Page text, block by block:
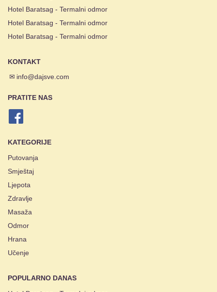
Hotel Baratsag - Termalni odmor
Hotel Baratsag - Termalni odmor
Hotel Baratsag - Termalni odmor
KONTAKT
✉ info@dajsve.com
PRATITE NAS
KATEGORIJE
Putovanja
Smještaj
Ljepota
Zdravlje
Masaža
Odmor
Hrana
Učenje
POPULARNO DANAS